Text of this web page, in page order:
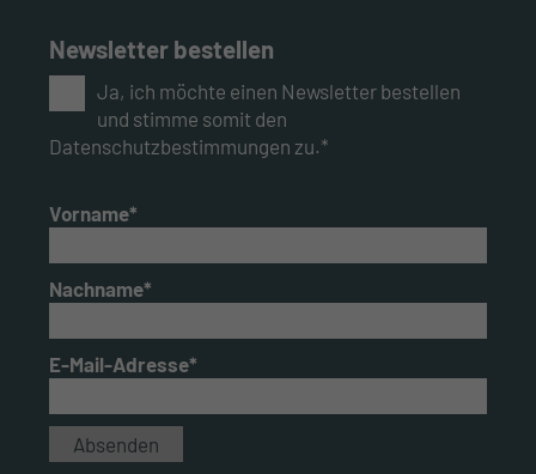
Newsletter bestellen
Ja, ich möchte einen Newsletter bestellen
und stimme somit den
Datenschutzbestimmungen zu.*
Vorname*
Nachname*
E-Mail-Adresse*